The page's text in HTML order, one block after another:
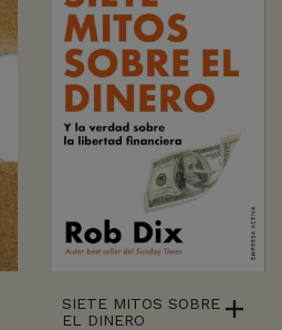
SIETE MITOS SOBRE
EL DINERO